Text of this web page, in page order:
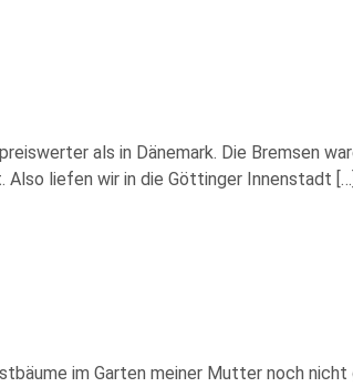
als in Dänemark. Die Bremsen
Also liefen wir in die Göttinger Innenstadt […]
im Garten meiner Mutter noch nicht